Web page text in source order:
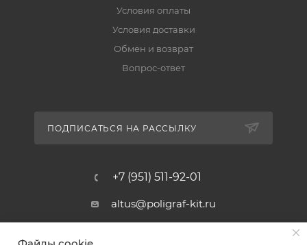
Условия оплаты
Условия доставки
Обмен и возврат
Вопрос-ответ
ПОДПИСАТЬСЯ НА РАССЫЛКУ
+7 (951) 511-92-01
altus@poligraf-kit.ru